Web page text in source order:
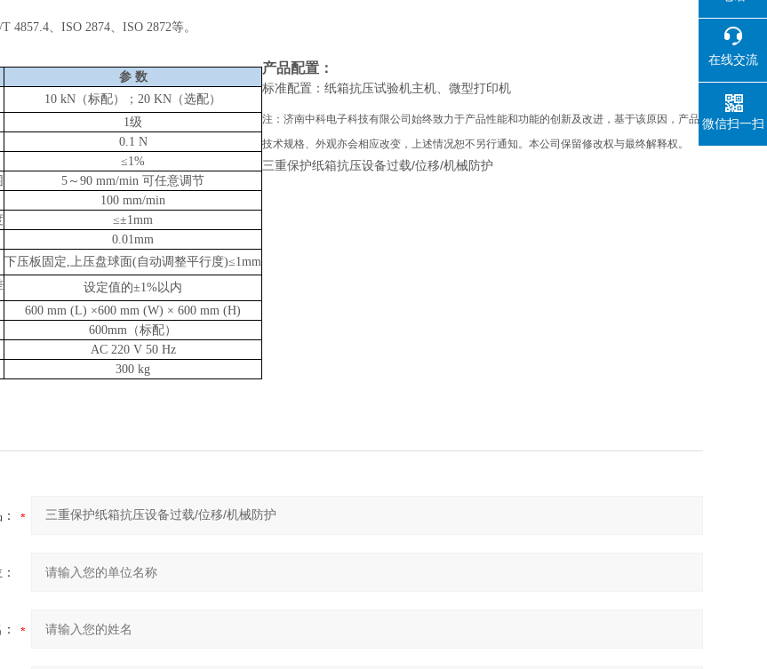
4857.4、ISO 2874、ISO 2872等。
参 数
10 kN （标配）； 20 KN（选配）
1级
0.1 N
≤1%
5～90 mm/min 可任意调节
100 mm/min
≤±1mm
0.01mm
下压板固定,上压盘球面(自动调整平行度)≤1mm
设定值的±1%以内
600 mm (L) ×600 mm (W) × 600 mm (H)
600mm（标配）
AC 220 V 50 Hz
300 kg
产品配置：
标准配置：纸箱抗压试验机主机、微型打印机
注： 济南中科电子科技有限公司 始终致力于产品性能和功能的创新及改进，基于该原因，产品
技术规格、外观亦会相应改变，上述情况恕不另行通知。本公司保留修改权与最终解释权。
三重保护纸箱抗压设备过载/位移/机械防护
在线交流
微信扫一扫